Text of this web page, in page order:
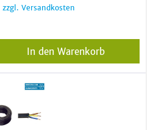
zzgl. Versandkosten
In den Warenkorb